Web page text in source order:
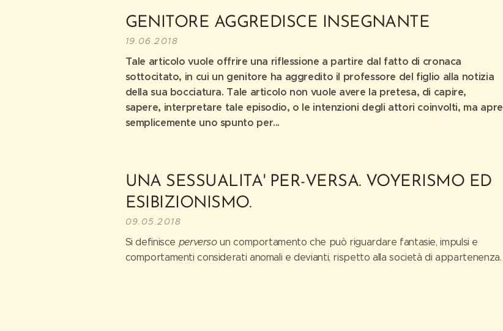
GENITORE AGGREDISCE INSEGNANTE
19.06.2018
Tale articolo vuole offrire una riflessione a partire dal fatto di cronaca
sottocitato, in cui un genitore ha aggredito il professore del figlio alla notizia
della sua bocciatura. Tale articolo non vuole avere la pretesa, di capire,
sapere, interpretare tale episodio, o le intenzioni degli attori coinvolti, ma apre
semplicemente uno spunto per...
UNA SESSUALITA' PER-VERSA. VOYERISMO ED
ESIBIZIONISMO.
09.05.2018
Si definisce perversoun comportamento che può riguardare fantasie, impulsi e
comportamenti considerati anomali e devianti, rispetto alla società di appartenenza.